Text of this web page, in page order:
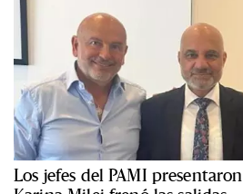
Los jefes del PAMI